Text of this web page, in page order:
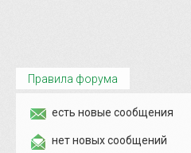
Правила форума
есть новые сообщения
нет новых сообщений